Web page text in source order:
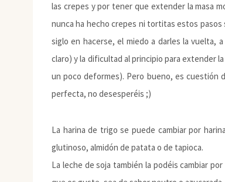
las crepes y por tener que extender la masa
nunca ha hecho crepes ni tortitas estos pasos
siglo en hacerse, el miedo a darles la vuelta,
claro) y la dificultad al principio para extender
un poco deformes). Pero bueno, es cuestión
perfecta, no desesperéis ;)
La harina de trigo se puede cambiar por
glutinoso, almidón de patata o de tapioca.
La leche de soja también la podéis cambiar